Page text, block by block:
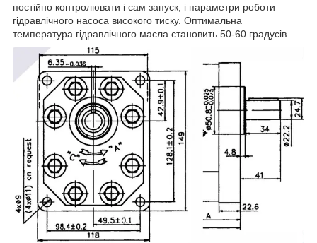
постійно контролювати і сам запуск, і параметри роботи
гідравлічного насоса високого тиску. Оптимальна
температура гідравлічного масла становить 50-60 градусів.